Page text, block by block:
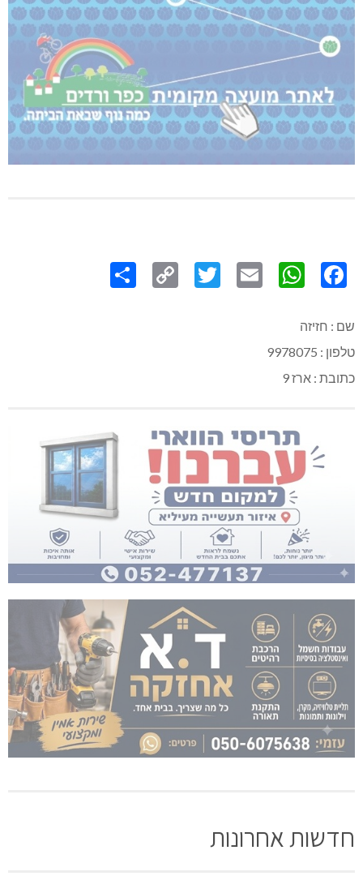
Link
שם : חזיזה
טלפון : 9978075
כתובת : ארז 9
חדשות אחרונות